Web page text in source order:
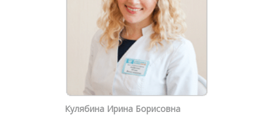
Кулябина Ирина Борисовна